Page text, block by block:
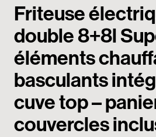
Produits
Monde Tecnoinox
News
Téléchargement
Friteuse
double 8+8l
éléments
basculants
cuve top –
couvercles